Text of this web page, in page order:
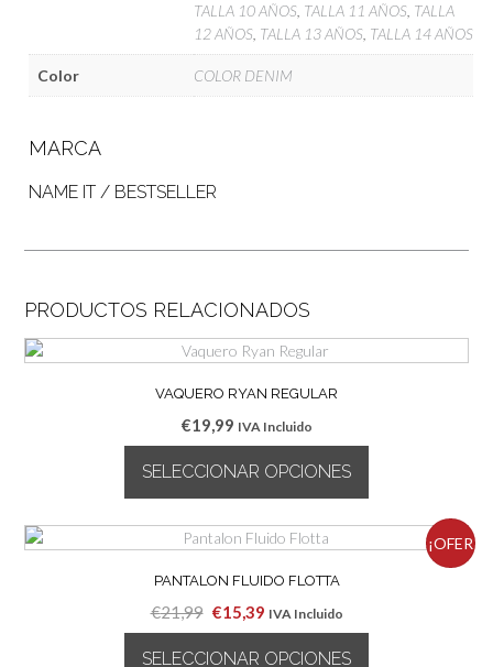
TALLA 10 AÑOS TALLA 11 AÑOS TALLA
12 AÑOS TALLA 13 AÑOS TALLA 14 AÑOS
Color COLOR DENIM
MARCA
NAME IT / BESTSELLER
PRODUCTOS RELACIONADOS
VAQUERO RYAN REGULAR
€19,99 IVA Incluido
SELECCIONAR OPCIONES
producto
tiene
múltiples
Las
opciones
¡OFER
PANTALON FLUIDO FLOTTA
€21,99 El
precio
original
€15,39El
precio
actual
IVA Incluido
SELECCIONAR OPCIONES